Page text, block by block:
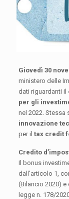
Giovedì 30
ministero delle
dati riguardanti il
per gli
nel 2022. Stessa
innovazione
per il tax credit
Credito
Il bonus
dall’articolo 1,
(Bilancio 2020) e
legge n. 178/